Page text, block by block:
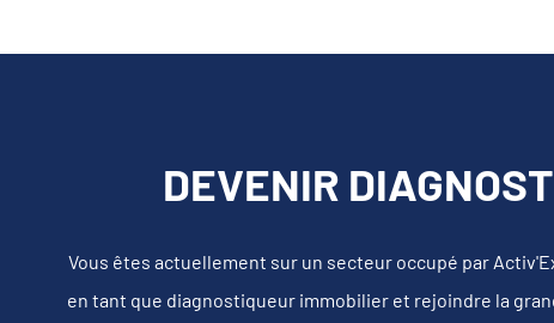
DEVENIR
Vous êtes actuellement sur un secteur occupé par
en tant que diagnostiqueur immobilier et rejoindre la